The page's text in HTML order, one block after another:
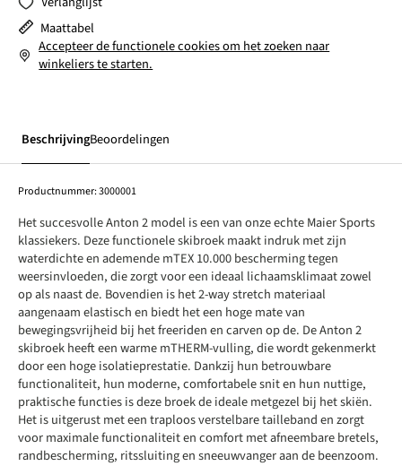
Maattabel
Accepteer de functionele cookies om het zoeken naar
winkeliers te starten.
BeschrijvingBeoordelingen
Productnummer:3000001
Het succesvolle Anton 2 model is een van onze echte Maier Sports
klassiekers. Deze functionele skibroek maakt indruk met zijn
waterdichte en ademende mTEX 10.000 bescherming tegen
weersinvloeden, die zorgt voor een ideaal lichaamsklimaat zowel
op als naast de. Bovendien is het 2-way stretch materiaal
aangenaam elastisch en biedt het een hoge mate van
bewegingsvrijheid bij het freeriden en carven op de. De Anton 2
skibroek heeft een warme mTHERM-vulling, die wordt gekenmerkt
door een hoge isolatieprestatie. Dankzij hun betrouwbare
functionaliteit, hun moderne, comfortabele snit en hun nuttige,
praktische functies is deze broek de ideale metgezel bij het skiën.
Het is uitgerust met een traploos verstelbare tailleband en zorgt
voor maximale functionaliteit en comfort met afneembare bretels,
randbescherming, ritssluiting en sneeuwvanger aan de beenzoom.